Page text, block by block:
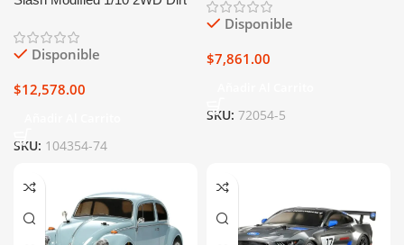
Disponible
$12,578.00
SKU: 104354-74
Monster Truck
Disponible
$7,861.00
SKU: 72054-5